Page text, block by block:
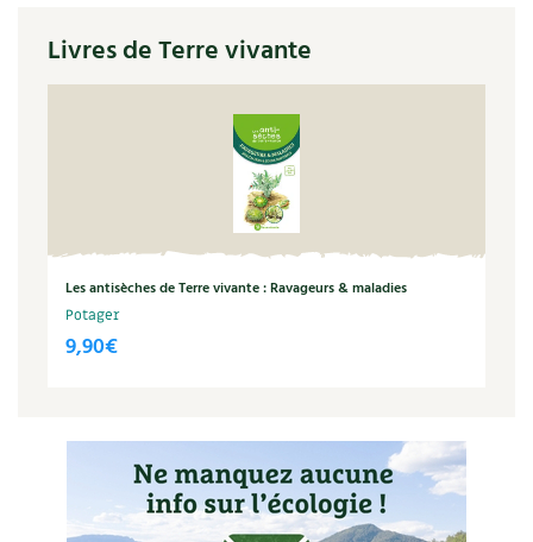
Livres de Terre vivante
Les antisèches de Terre vivante : Ravageurs & maladies
Potager
9,90€